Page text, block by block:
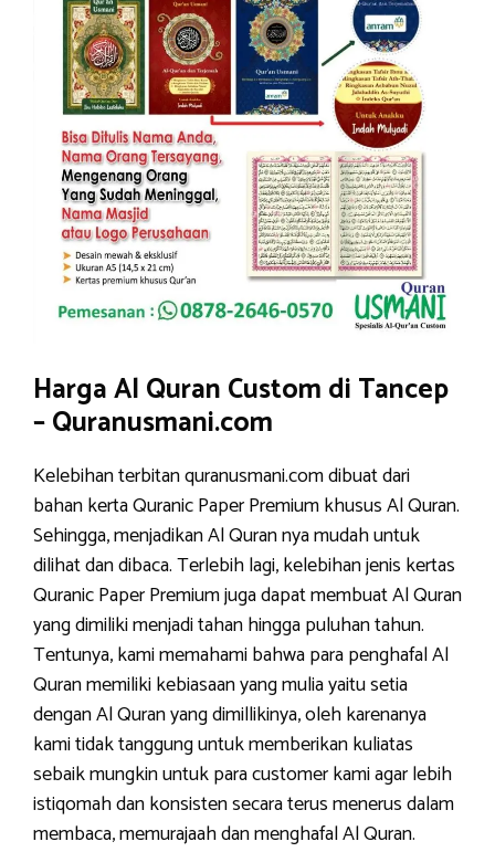
Harga Al Quran Custom di Tancep
– Quranusmani.com
Kelebihan terbitan quranusmani.com dibuat dari
bahan kerta Quranic Paper Premium khusus Al Quran.
Sehingga, menjadikan Al Quran nya mudah untuk
dilihat dan dibaca. Terlebih lagi, kelebihan jenis kertas
Quranic Paper Premium juga dapat membuat Al Quran
yang dimiliki menjadi tahan hingga puluhan tahun.
Tentunya, kami memahami bahwa para penghafal Al
Quran memiliki kebiasaan yang mulia yaitu setia
dengan Al Quran yang dimillikinya, oleh karenanya
kami tidak tanggung untuk memberikan kuliatas
sebaik mungkin untuk para customer kami agar lebih
istiqomah dan konsisten secara terus menerus dalam
membaca, memurajaah dan menghafal Al Quran.